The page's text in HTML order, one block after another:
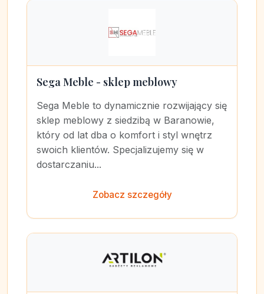
Sega Meble - sklep meblowy
Sega Meble to dynamicznie rozwijający się
sklep meblowy z siedzibą w Baranowie,
który od lat dba o komfort i styl wnętrz
swoich klientów. Specjalizujemy się w
dostarczaniu...
Zobacz szczegóły